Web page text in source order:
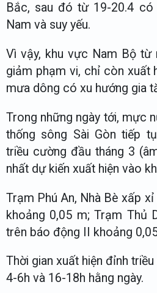
Bắc, sau đó từ 19-20.4 có
Nam và suy yếu.
Vì vậy, khu vực Nam Bộ từ
giảm phạm vi, chỉ còn xuất
mưa dông có xu hướng gia
Trong những ngày tới, mực
thống sông Sài Gòn tiếp
triều cường đầu tháng 3
nhất dự kiến xuất hiện vào
Trạm Phú An, Nhà Bè xấp
khoảng 0,05 m; Trạm Thủ
trên báo động II khoảng
Thời gian xuất hiện đỉnh
4-6h và 16-18h hằng ngày.